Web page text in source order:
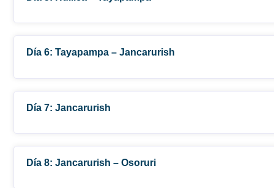
Día 6: Tayapampa – Jancarurish
Día 7: Jancarurish
Día 8: Jancarurish – Osoruri